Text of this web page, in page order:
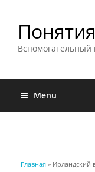
Menu
Вы здесь
Главная » Ирландский